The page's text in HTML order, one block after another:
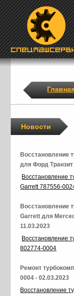
Новости
Восстановление
для Форд Транзит
Восстановление
Garrett 787556-
Восстановление
Garrett для
11.03.2023
Восстановление
802774-0004
Ремонт
0004 - 02.03.2023
Восстановление